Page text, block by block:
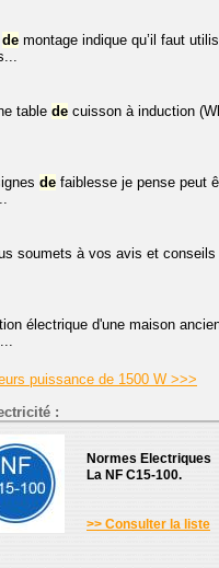
de montage indique qu’il faut
table de cuisson à induction
de faiblesse je pense peut
soumets à vos avis et
électrique d'une maison
puissance de 1500 W >>>
:
Normes Electriques
La NF C15-100.
>> Consulter la liste